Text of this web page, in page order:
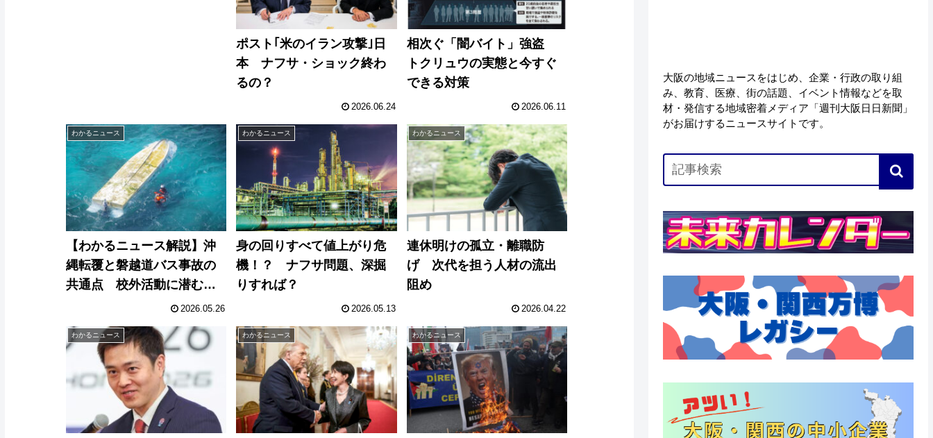
ポスト｢米のイラン攻撃｣日
本 ナフサ・ショック終わ
るの？
2026.06.24
相次ぐ「闇バイト」強盗
トクリュウの実態と今すぐ
できる対策
2026.06.11
わかるニュース
【わかるニュース解説】沖
縄転覆と磐越道バス事故の
共通点 校外活動に潜む
2026.05.26
わかるニュース
身の回りすべて値上がり危
機！？ ナフサ問題、深掘
りすれば？
2026.05.13
わかるニュース
連休明けの孤立・離職防
げ 次代を担う人材の流出
阻め
2026.04.22
わかるニュース わかるニュース わかるニュース
大阪の地域ニュースをはじめ、企業・行政の取り組
み、教育、医療、街の話題、イベント情報などを取
材・発信する地域密着メディア「週刊大阪日日新聞」
がお届けするニュースサイトです。